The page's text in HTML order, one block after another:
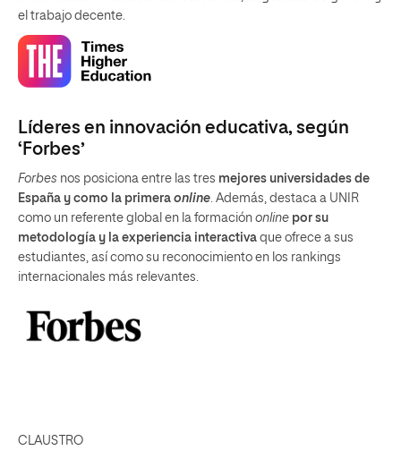
el trabajo decente.
Líderes en innovación educativa, según
‘Forbes’
Forbes nos posiciona entre las tres mejores universidades de
España y como la primera online. Además, destaca a UNIR
como un referente global en la formación online por su
metodología y la experiencia interactiva que ofrece a sus
estudiantes, así como su reconocimiento en los rankings
internacionales más relevantes.
CLAUSTRO